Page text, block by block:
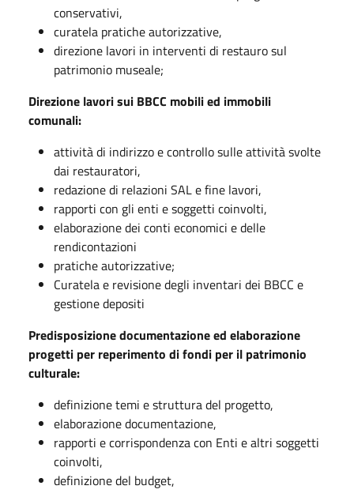
conservativi,
curatela pratiche autorizzative,
direzione lavori in interventi di restauro sul
patrimonio museale;
Direzione lavori sui BBCC mobili ed immobili
comunali:
attività di indirizzo e controllo sulle attività svolte
dai restauratori,
redazione di relazioni SAL e fine lavori,
rapporti con gli enti e soggetti coinvolti,
elaborazione dei conti economici e delle
rendicontazioni
pratiche autorizzative;
Curatela e revisione degli inventari dei BBCC e
gestione depositi
Predisposizione documentazione ed elaborazione
progetti per reperimento di fondi per il patrimonio
culturale:
definizione temi e struttura del progetto,
elaborazione documentazione,
rapporti e corrispondenza con Enti e altri soggetti
coinvolti,
definizione del budget,